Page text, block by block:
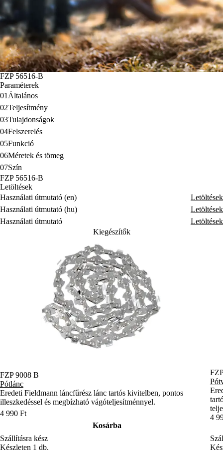
FZP 56516-B
Paraméterek
01 Általános
02Teljesítmény
03Tulajdonságok
04Felszerelés
05Funkció
06Méretek és tömeg
07Szín
FZP 56516-B
Letöltések
Használati útmutató (en)
Letöltések
Használati útmutató (hu)
Letöltések
Használati útmutató
Letöltések
Kiegészítők
FZP 9008 B
Pótlánc
Eredeti Fieldmann láncfűrész lánc tartós kivitelben, pontos
illeszkedéssel és megbízható vágóteljesítménnyel.
4 990 Ft
Kosárba
Szállításra kész
Készleten 1 db.
4